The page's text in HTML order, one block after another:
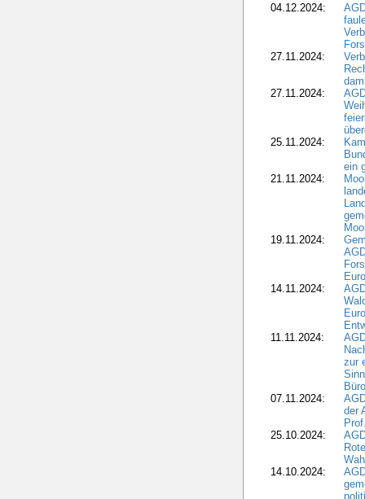
04.12.2024:
27.11.2024:
27.11.2024:
25.11.2024:
ein
21.11.2024:
19.11.2024:
14.11.2024:
11.11.2024:
zur
07.11.2024:
der
25.10.2024:
14.10.2024: